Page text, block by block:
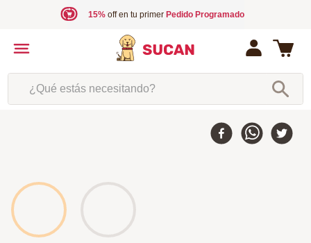
15%off en tu primer Pedido Programado
¿Qué estás necesitando?